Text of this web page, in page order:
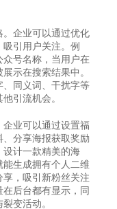
企业可以通过优化
引用户关注。例
号名称，当用户在
示在搜索结果中。
、同义词、干扰字等
引流机会。
业可以通过设置福
分享海报获取奖励
设计一款精美的海
能生成拥有个人二维
，吸引新粉丝关注
后台都有显示，同
变活动。